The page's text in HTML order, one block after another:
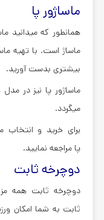
ماساژور پا
همانطور که میدانید
ماساژ است. با تهیه
بیشتری بدست آورید.
ماساژور پا نیز در
میگردد.
برای خرید و
پا مراجعه نمایید.
دوچرخه ثابت
دوچرخه ثابت همه
ثابت به شما امکان